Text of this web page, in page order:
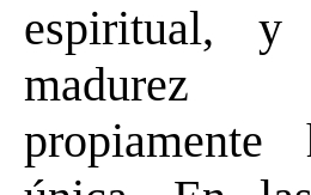
espiritual,
madurez